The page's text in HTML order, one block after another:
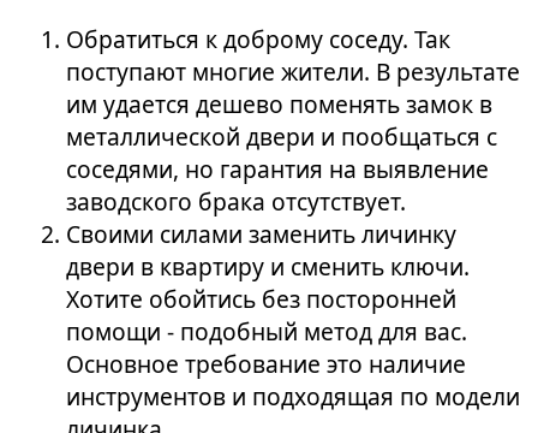
Обратиться к доброму соседу. Так
поступают многие жители. В результате
им удается дешево поменять замок в
металлической двери и пообщаться с
соседями, но гарантия на выявление
заводского брака отсутствует.
Своими силами заменить личинку
двери в квартиру и сменить ключи.
Хотите обойтись без посторонней
помощи - подобный метод для вас.
Основное требование это наличие
инструментов и подходящая по модели